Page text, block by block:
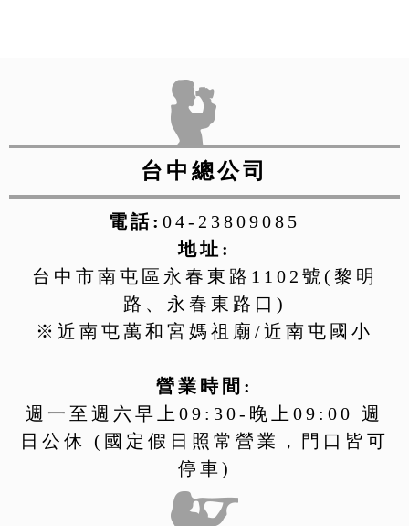
台中總公司
電話: 04-23809085
地址:
台中市南屯區永春東路1102號(黎明
路、永春東路口)
※近南屯萬和宮媽祖廟/近南屯國小
營業時間:
週一至週六早上09:30-晚上09:00 週
日公休 (國定假日照常營業，門口皆可
停車)